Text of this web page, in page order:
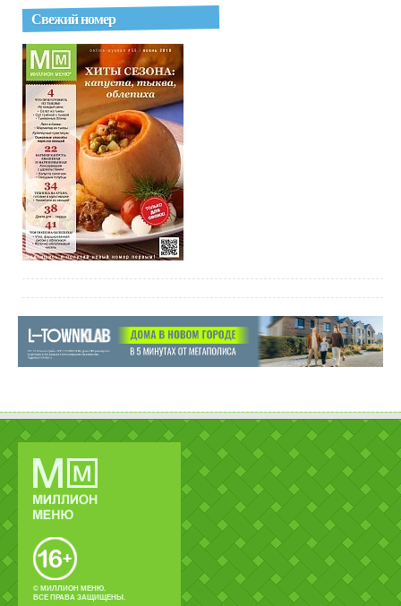
Свежий номер
© МИЛЛИОН МЕНЮ.
ВСЕ ПРАВА ЗАЩИЩЕНЫ.